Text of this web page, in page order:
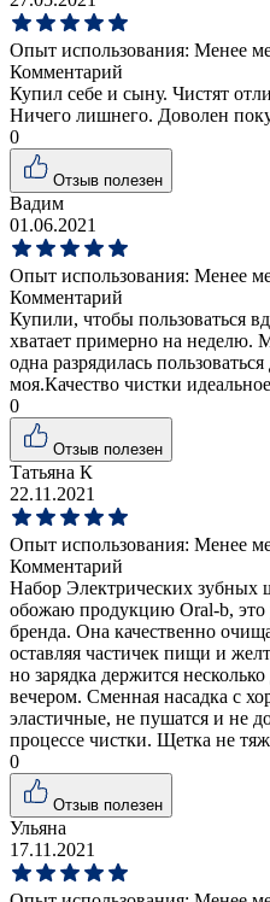
Опыт использования: Менее
Комментарий
Купил себе и сыну. Чистят
Ничего лишнего. Доволен
0
Отзыв полезен
Вадим
01.06.2021
Опыт использования: Менее
Комментарий
Купили, чтобы пользоваться
хватает примерно на неделю.
одна разрядилась
моя.Качество чистки
0
Отзыв полезен
Татьяна К
22.11.2021
Опыт использования: Менее
Комментарий
Набор Электрических зубных
обожаю продукцию Oral-b, это
бренда. Она качественно
оставляя частичек пищи и
но зарядка держится
вечером. Сменная насадка с
эластичные, не пушатся и не
процессе чистки. Щетка не
0
Отзыв полезен
Ульяна
17.11.2021